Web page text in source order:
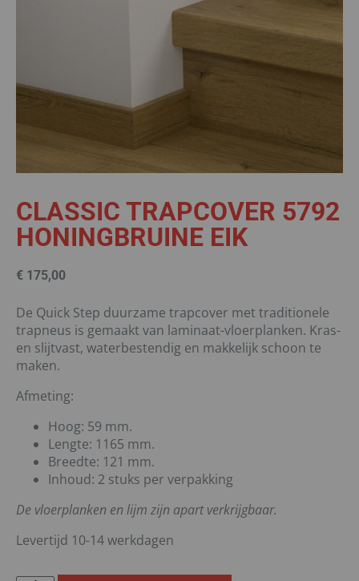
CLASSIC TRAPCOVER 5792
HONINGBRUINE EIK
€ 175,00
De Quick Step duurzame trapcover met traditionele
trapneus is gemaakt van laminaat-vloerplanken. Kras-
en slijtvast, waterbestendig en makkelijk schoon te
maken.
Afmeting:
Hoog: 59 mm.
Lengte: 1165 mm.
Breedte: 121 mm.
Inhoud: 2 stuks per verpakking
De vloerplanken en lijm zijn apart verkrijgbaar.
Levertijd 10-14 werkdagen